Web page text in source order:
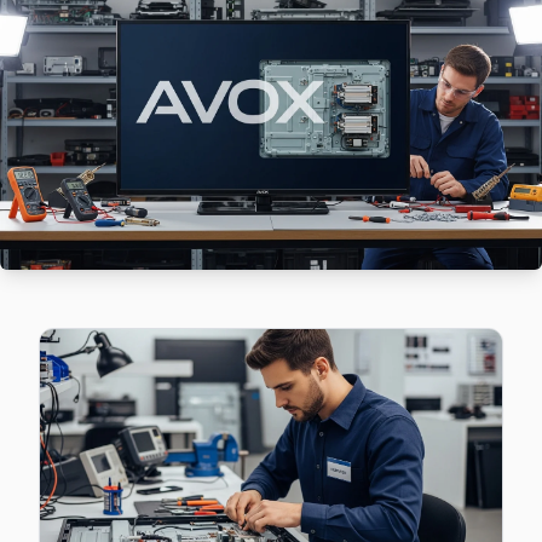
Anadolufeneri mahallesi Avox TV servisi için ön
Anadolufeneri Avox Anakart Tamiri →
Baklacı Avox Servis
Baklacı mahallesi Avox TV teknisyeniniz ortalama 90
Baklacı Avox Açılmıyor Arıza →
Bozhane Avox Servis
Bozhane sakinleri için Avox TV tamir hizmetimiz: teşhis
Cumhuriyet Avox Servis
Cumhuriyet'de Avox TV ses ama görüntü yok sorununu
Beykoz Avox Servis →
Çamlıbahçe Avox Servis
Avox TV HDMI port arızası Çamlıbahçe adresine gelen